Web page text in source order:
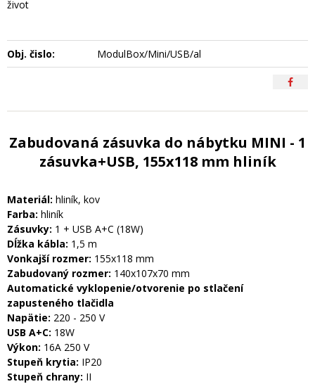
život
Obj. čislo: ModulBox/Mini/USB/al
Zabudovaná zásuvka do nábytku MINI - 1
zásuvka+USB, 155x118 mm hliník
Materiál: hliník, kov
Farba: hliník
Zásuvky: 1 + USB A+C (18W)
Dĺžka kábla: 1,5 m
Vonkajší rozmer: 155x118 mm
Zabudovaný rozmer: 140x107x70 mm
Automatické vyklopenie/otvorenie po stlačení
zapusteného tlačidla
Napätie: 220 - 250 V
USB A+C: 18W
Výkon: 16A 250 V
Stupeň krytia: IP20
Stupeň chrany: II